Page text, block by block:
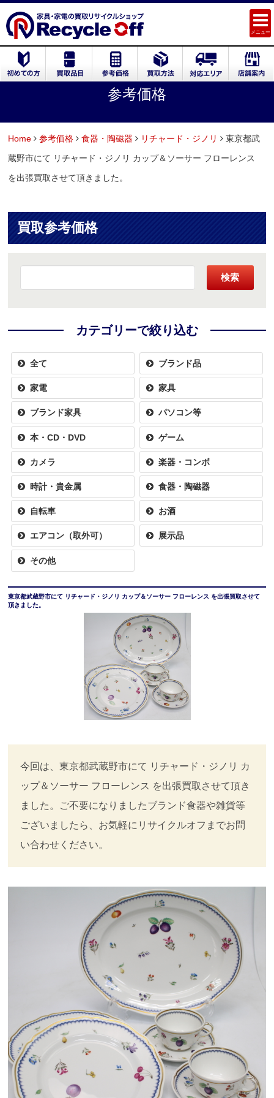
メニュー
参考価格
Home 参考価格 食器・陶磁器 リチャード・ジノリ
東京都武
蔵野市にて リチャード・ジノリ カップ＆ソーサー フローレンス
を出張買取させて頂きました。
買取参考価格
検索
カテゴリーで絞り込む
全て ブランド品
家電 家具
ブランド家具 パソコン等
本・CD・DVD ゲーム
カメラ 楽器・コンボ
時計・貴金属 食器・陶磁器
自転車 お酒
エアコン（取外可） 展示品
その他
東京都武蔵野市にて リチャード・ジノリ カップ＆ソーサー フローレンス を出張買取させて
頂きました。
今回は、東京都武蔵野市にて リチャード・ジノリ カ
ップ＆ソーサー フローレンス を出張買取させて頂き
ました。ご不要になりましたブランド食器や雑貨等
ございましたら、お気軽にリサイクルオフまでお問
い合わせください。